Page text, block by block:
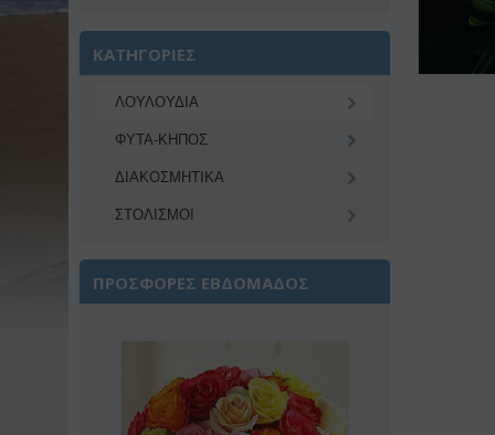
ΚΑΤΗΓΟΡΙΕΣ
ΛΟΥΛΟΥΔΙΑ
ΦΥΤΑ-ΚΗΠΟΣ
ΔΙΑΚΟΣΜΗΤΙΚA
ΣΤΟΛΙΣΜΟΙ
ΠΡΟΣΦΟΡΕΣ ΕΒΔΟΜΑΔΟΣ